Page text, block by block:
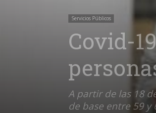
Servicios Públicos
Covid-
A partir de las 18
de base entre 59 y